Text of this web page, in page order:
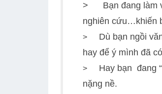
> Bạn đang làm
nghiên cứu…khiến
> Dù bạn ngồi
hay để ý mình đã
> Hay bạn đang
nặng nề.